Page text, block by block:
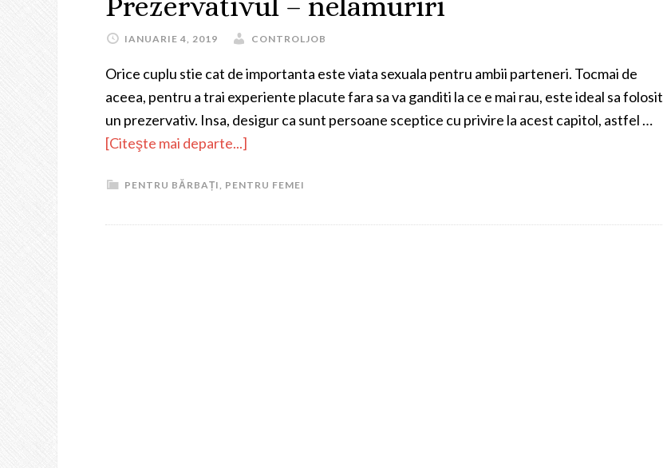
IANUARIE 4, 2019 CONTROLJOB
Orice cuplu stie cat de importanta este viata sexuala pentru ambii parteneri. Tocmai de
aceea, pentru a trai experiente placute fara sa va ganditi la ce e mai rau, este ideal sa folosit
un prezervativ. Insa, desigur ca sunt persoane sceptice cu privire la acest capitol, astfel …
[Citeşte mai departe...]
PENTRU BĂRBAȚI, PENTRU FEMEI